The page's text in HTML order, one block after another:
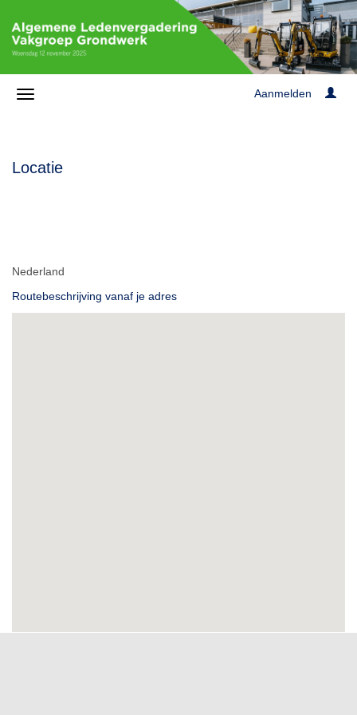
Aanmelden
Locatie
Nederland
Routebeschrijving vanaf je adres